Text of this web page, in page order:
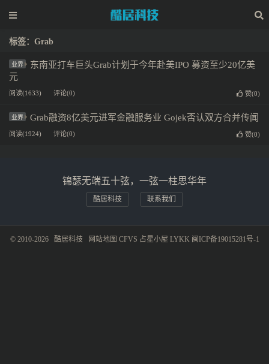
标签：Grab
业界
东南亚打车巨头Grab计划于今年赴美IPO 募资至少20亿美
元
阅读(1633) 评论(0) 赞(0)
业界 Grab融资8亿美元进军金融服务业 Gojek否认双方合并传闻
阅读(1924) 评论(0) 赞(0)
锦瑟无端五十弦，一弦一柱思华年
酷居科技 联系我们
© 2010-2026 酷居科技 网站地图 CFVS 占星小屋 LYKK 闽ICP备19015281号-1